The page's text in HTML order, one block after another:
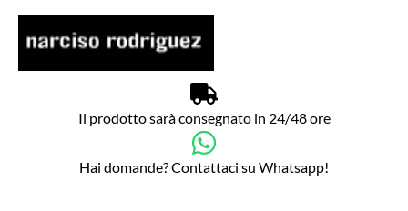
Il prodotto sarà consegnato in 24/48 ore
Hai domande? Contattaci su Whatsapp!